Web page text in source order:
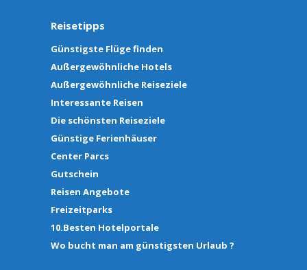
Reisetipps
Günstigste Flüge finden
Außergewöhnliche Hotels
Außergewöhnliche Reiseziele
Interessante Reisen
Die schönsten Reiseziele
Günstige Ferienhäuser
Center Parcs
Gutschein
Reisen Angebote
Freizeitparks
10.Besten Hotelportale
Wo bucht man am günstigsten Urlaub ?